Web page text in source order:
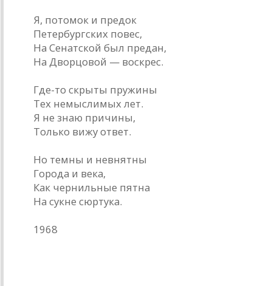
Я, потомок и предок
Петербургских повес,
На Сенатской был предан,
На Дворцовой — воскрес.
Где-то скрыты пружины
Тех немыслимых лет.
Я не знаю причины,
Только вижу ответ.
Но темны и невнятны
Города и века,
Как чернильные пятна
На сукне сюртука.
1968